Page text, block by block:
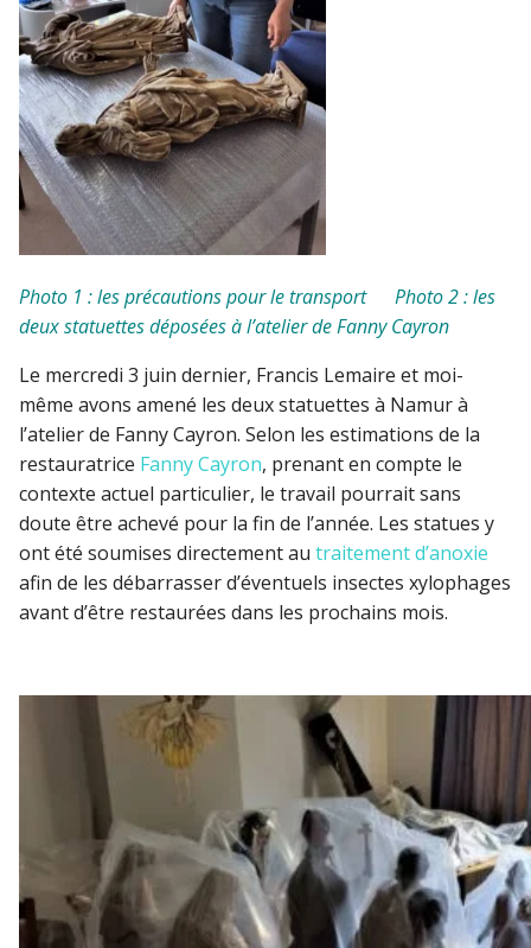
Photo 1 : les précautions pour le transport Photo 2 : les
deux statuettes déposées à l’atelier de Fanny Cayron
Le mercredi 3 juin dernier, Francis Lemaire et moi-
même avons amené les deux statuettes à Namur à
l’atelier de Fanny Cayron. Selon les estimations de la
restauratrice Fanny Cayron, prenant en compte le
contexte actuel particulier, le travail pourrait sans
doute être achevé pour la fin de l’année. Les statues y
ont été soumises directement au traitement d’anoxie
afin de les débarrasser d’éventuels insectes xylophages
avant d’être restaurées dans les prochains mois.